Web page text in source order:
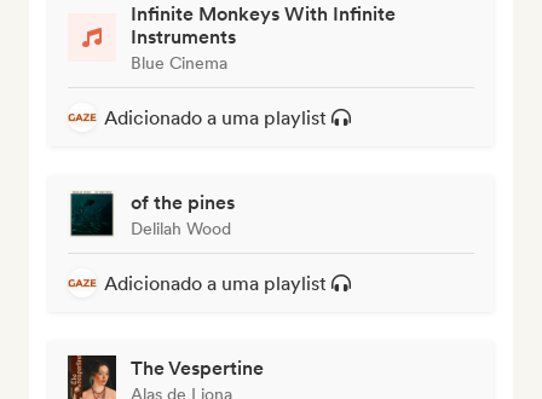
Infinite Monkeys With Infinite
Instruments
Blue Cinema
Adicionado a uma playlist
of the pines
Delilah Wood
Adicionado a uma playlist
The Vespertine
Alas de Liona